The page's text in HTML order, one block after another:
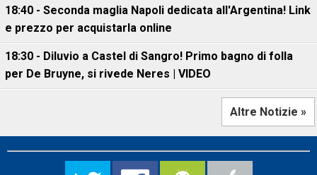
18:40 - Seconda maglia Napoli dedicata all'Argentina! Link
e prezzo per acquistarla online
18:30 - Diluvio a Castel di Sangro! Primo bagno di folla
per De Bruyne, si rivede Neres | VIDEO
Altre Notizie »